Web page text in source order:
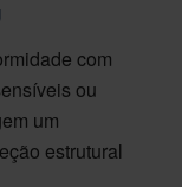
com
ou
um
estrutural